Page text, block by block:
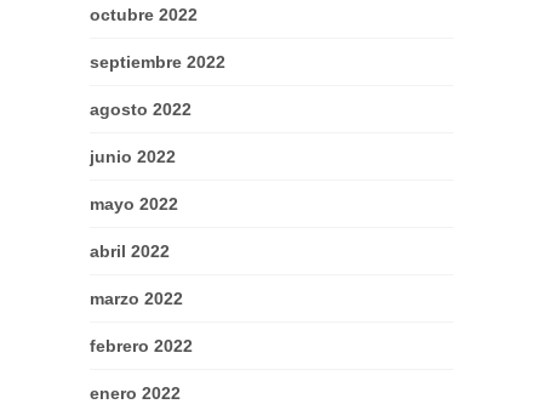
octubre 2022
septiembre 2022
agosto 2022
junio 2022
mayo 2022
abril 2022
marzo 2022
febrero 2022
enero 2022